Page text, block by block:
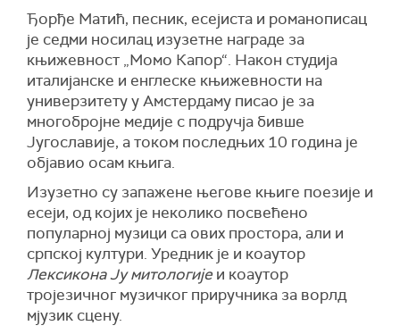
Ђорђе Матић, песник, есејиста и романописац
је седми носилац изузетне награде за
књижевност „Момо Капор“. Након студија
италијанске и енглеске књижевности на
универзитету у Амстердаму писао је за
многобројне медије с подручја бивше
Југославије, а током последњих 10 година је
објавио осам књига.
Изузетно су запажене његове књиге поезије и
есеји, од којих је неколико посвећено
популарној музици са ових простора, али и
српској култури. Уредник је и коаутор
Лексикона Ју митологијеи коаутор
тројезичног музичког приручника за ворлд
мјузик сцену.